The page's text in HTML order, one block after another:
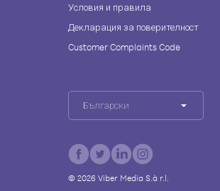
Условия и правила
Декларация за поверителност
Customer Complaints Code
Български
© 2026Viber Media S.à r.l.